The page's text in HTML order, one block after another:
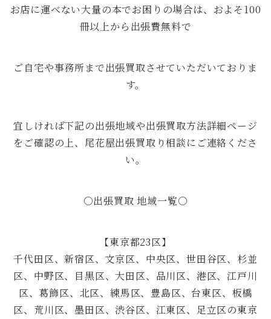
お店に運べない大量の本でお困りの場合は、およそ100
冊以上から出張費無料で
ご自宅や事務所まで出張買取させていただいておりま
す。
宜しければ下記の出張地域や出張買取方法詳細ページ
をご確認の上、尾花屋出張買取り相談にご連絡くださ
い。
○出張買取 地域一覧○
【東京都23区】
千代田区、新宿区、文京区、中央区、世田谷区、杉並
区、中野区、目黒区、大田区、品川区、港区、江戸川
区、葛飾区、北区、練馬区、豊島区、台東区、板橋
区、荒川区、墨田区、渋谷区、江東区、足立区の東京